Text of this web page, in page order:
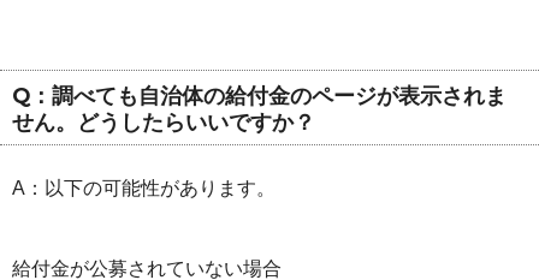
Q：調べても自治体の給付金のページが表示されま
せん。どうしたらいいですか？
A：以下の可能性があります。
給付金が公募されていない場合